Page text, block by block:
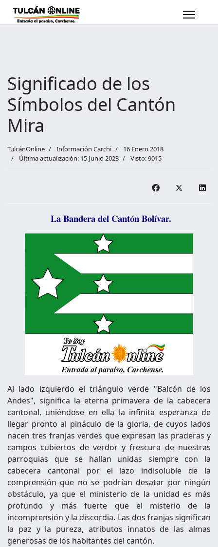
Significado de los
Símbolos del Cantón
Mira
TulcánOnline Información Carchi
16 Enero 2018
Última actualización: 15 Junio 2023
Visto: 9015
La Bandera del Cantón Bolívar.
Al lado izquierdo el triángulo verde "Balcón de los
Andes", significa la eterna primavera de la cabecera
cantonal, uniéndose en ella la infinita esperanza de
llegar pronto al pináculo de la gloria, de cuyos lados
nacen tres franjas verdes que expresan las praderas y
campos cubiertos de verdor y frescura de nuestras
parroquias que se hallan unidas siempre con la
cabecera cantonal por el lazo indisoluble de la
comprensión que no se podrían desatar por ningún
obstáculo, ya que el ministerio de la unidad es más
profundo y más fuerte que el misterio de la
incomprensión y la discordia. Las dos franjas significan
la paz y la pureza, atributos innatos de las almas
generosas de los habitantes del cantón.